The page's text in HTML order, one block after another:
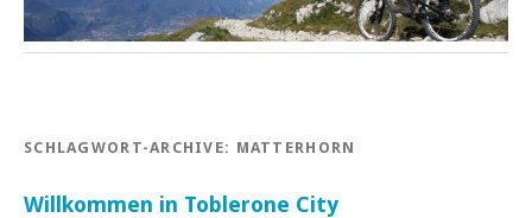
SCHLAGWORT-ARCHIVE: MATTERHORN
Willkommen in Toblerone City